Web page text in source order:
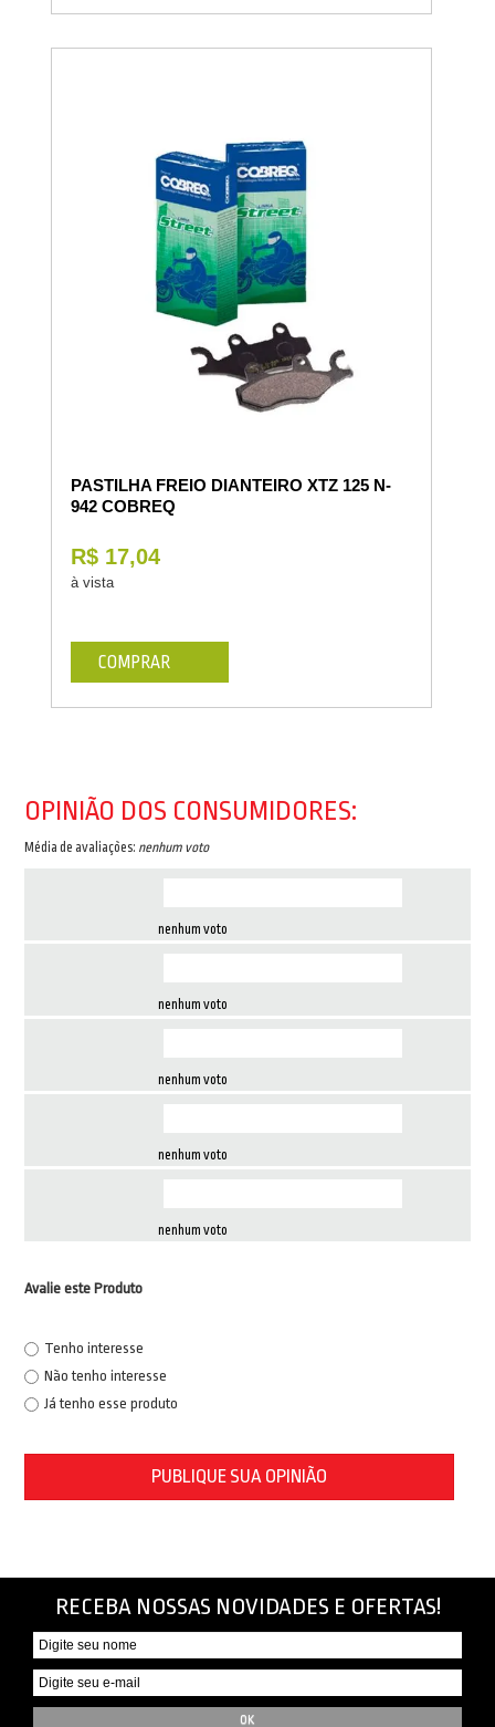
PASTILHA FREIO DIANTEIRO XTZ 125 N-
942 COBREQ
R$ 17,04
à vista
COMPRAR
OPINIÃO DOS CONSUMIDORES:
Média de avaliações: nenhum voto
nenhum voto
nenhum voto
nenhum voto
nenhum voto
nenhum voto
Avalie este Produto
Tenho interesse
Não tenho interesse
Já tenho esse produto
PUBLIQUE SUA OPINIÃO
RECEBA NOSSAS NOVIDADES E OFERTAS!